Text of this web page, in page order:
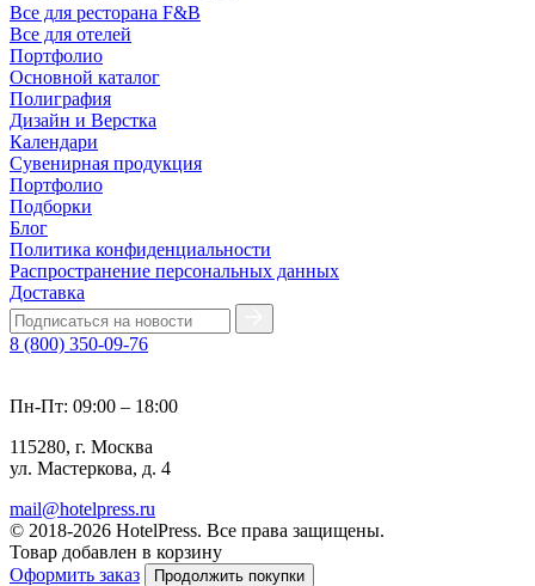
Все для ресторана F&B
Все для отелей
Портфолио
Основной каталог
Полиграфия
Дизайн и Верстка
Календари
Сувенирная продукция
Портфолио
Подборки
Блог
Политика конфиденциальности
Распространение персональных данных
Доставка
8 (800) 350-09-76
Пн-Пт: 09:00 – 18:00
115280, г. Москва
ул. Мастеркова, д. 4
mail@hotelpress.ru
© 2018-2026 HotelPress. Все права защищены.
Товар добавлен в корзину
Оформить заказ
Продолжить покупки